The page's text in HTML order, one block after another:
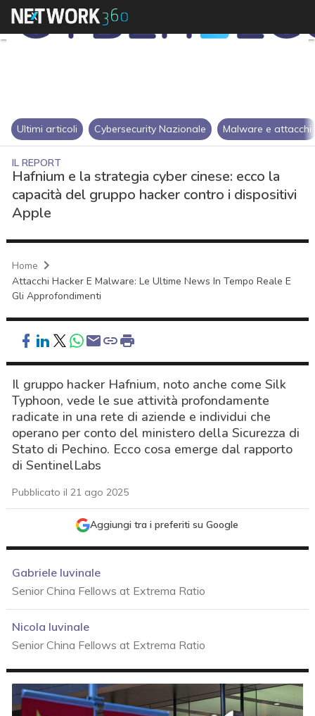
Ultimi articoli Cybersecurity Nazionale Malware e attacchi
IL REPORT
Hafnium e la strategia cyber cinese: ecco la
capacità del gruppo hacker contro i dispositivi
Apple
Home
Attacchi Hacker E Malware: Le Ultime News In Tempo Reale E
Gli Approfondimenti
Il gruppo hacker Hafnium, noto anche come Silk
Typhoon, vede le sue attività profondamente
radicate in una rete di aziende e individui che
operano per conto del ministero della Sicurezza di
Stato di Pechino. Ecco cosa emerge dal rapporto
di SentinelLabs
Pubblicato il 21 ago 2025
Aggiungi tra i preferiti su Google
Gabriele Iuvinale
Senior China Fellows at Extrema Ratio
Nicola Iuvinale
Senior China Fellows at Extrema Ratio